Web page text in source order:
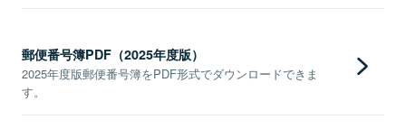
郵便番号簿PDF（2025年度版）
2025年度版郵便番号簿をPDF形式でダウンロードできま
す。